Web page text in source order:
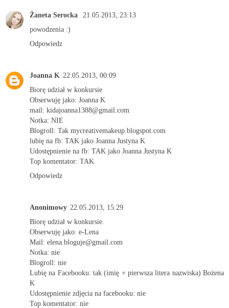
Żaneta Serocka
21.05.2013, 23:13
powodzenia :)
Odpowiedz
Joanna K 22.05.2013, 00:09
Biorę udział w konkursie
Obserwuję jako: Joanna K
mail: kidajoanna1388@gmail.com
Notka: NIE
Blogroll: Tak mycreativemakeup.blogspot.com
lubię na fb: TAK jako Joanna Justyna K
Udostępnienie na fb: TAK jako Joanna Justyna K
Top komentator: TAK
Odpowiedz
Anonimowy 22.05.2013, 15:29
Biorę udział w konkursie.
Obserwuję jako: e-Lena
Mail: elena.bloguje@gmail.com
Notka: nie
Blogroll: nie
Lubię na Facebooku: tak (imię + pierwsza litera nazwiska) Bożena
K
Udostępnienie zdjęcia na facebooku: nie
Top komentator: nie